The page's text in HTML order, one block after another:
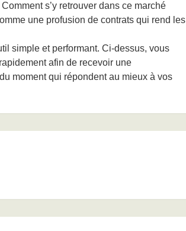
s’y retrouver dans ce marché
une profusion de contrats qui rend les
simple et performant. Ci-dessus, vous
afin de recevoir une
moment qui répondent au mieux à vos